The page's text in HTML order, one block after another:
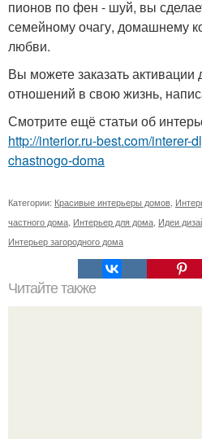
пионов по фен - шуй, вы
семейному очагу, домашнему
любви.
Вы можете заказать
отношений в свою жизнь,
Смотрите ещё статьи об
http://interior.ru-best.com/interer-
chastnogo-doma
Категории: Красивые интерьеры домов,
частного дома, Интерьер для дома, Идеи
Интерьер загородного дома
Читайте также